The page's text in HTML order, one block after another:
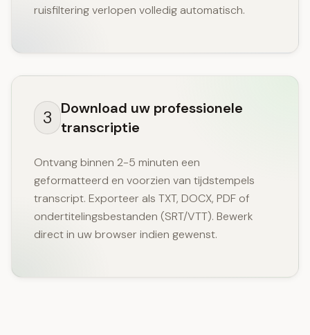
ruisfiltering verlopen volledig automatisch.
3 Download uw professionele
transcriptie
Ontvang binnen 2-5 minuten een
geformatteerd en voorzien van tijdstempels
transcript. Exporteer als TXT, DOCX, PDF of
ondertitelingsbestanden (SRT/VTT). Bewerk
direct in uw browser indien gewenst.